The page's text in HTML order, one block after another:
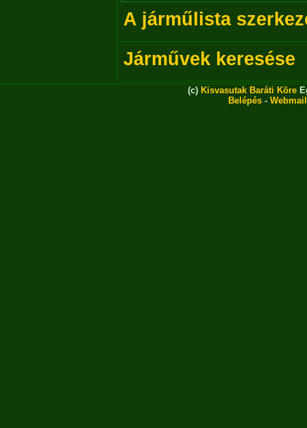
A járműlista
Járművek keresése
(c) Kisvasutak Baráti Köre
Belépés - Webmail